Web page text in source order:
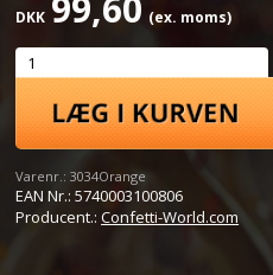
DKK (ex. moms)
Varenr.:3034Orange
EAN Nr.:5740003100806
Producent.:Confetti-World.com